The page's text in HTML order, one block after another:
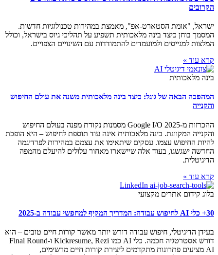
הקרובים
ישראל, "אומת הסטארט-אפ", מאמצת במהירות טכנולוגיות חדשות.
המסמך בוחן כיצד בינה מלאכותית תשפיע על תהליכי גיוס בישראל, וכולל
המלצות למגייסים ולמועמדים להתמודדות עם השינויים הצפויים.
קרא עוד »
בינה מלאכותית
המהפכה הבאה של גוגל: כיצד בינה מלאכותית משנה את עולם החיפוש
והקנייה
ההכרזות מ-Google I/O 2025 מסמנות נקודת מפנה בעולם החיפוש
והקנייה המקוונת. בינה מלאכותית אינה עוד תוספת לחיפוש – היא הופכת
להיות החיפוש עצמו. עסקים שיתאימו את עצמם במהירות לפרדיגמה
החדשה ישגשגו, בעוד אלה שיישארו מאחור עלולים להיעלם מהמפה
הדיגיטלית.
קרא עוד »
בלוג קידום אתרים מקצועי
30+ כלי AI לחיפוש עבודה: המדריך המקיף למחפשי עבודה ב-2025
בעידן הדיגיטלי, חיפוש עבודה דורש יותר מאשר קורות חיים טובים – הוא
דורש אסטרטגיה חכמה. כלי AI כמו Kickresume, Rezi ו-Final Round
AI מציעים פתרונות מתקדמים ליצירת קורות חיים מרשימים,